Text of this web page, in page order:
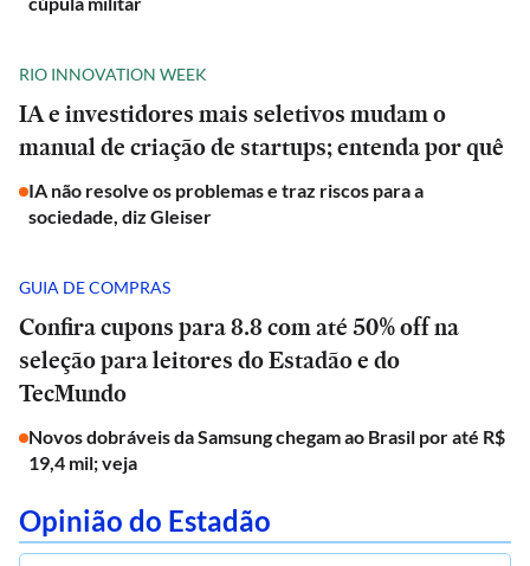
RIO INNOVATION WEEK
IA e investidores mais seletivos mudam o
manual de criação de startups; entenda por quê
IA não resolve os problemas e traz riscos para a
sociedade, diz Gleiser
GUIA DE COMPRAS
Confira cupons para 8.8 com até 50% off na
seleção para leitores do Estadão e do
TecMundo
Novos dobráveis da Samsung chegam ao Brasil por até R$
19,4 mil; veja
Opinião do Estadão